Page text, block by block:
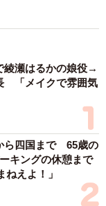
ケーションの手
がり合っていく
いをもつ相手
出てくることも
と、相手をいた
しまいます。
謗中傷の言葉が
「コロナ」や
、それが顕著で
綾瀬はるかの娘役→
「メイクで雰囲気
ら四国まで 65歳の
キングの休憩まで
えよ！」